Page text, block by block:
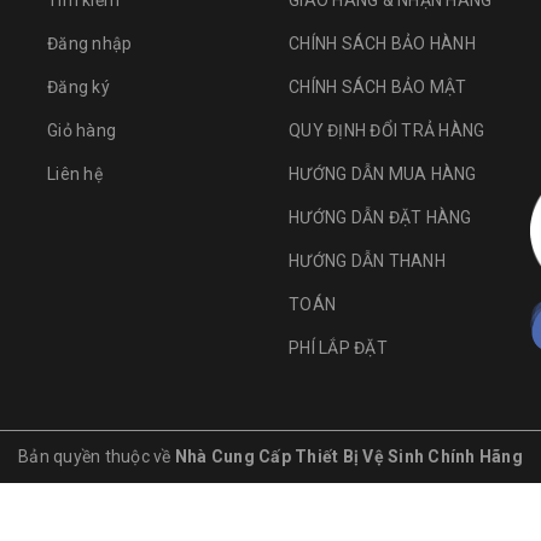
Đăng nhập
Đăng ký
Giỏ hàng
Liên hệ
CHÍNH SÁCH BẢO HÀNH
CHÍNH SÁCH BẢO MẬT
QUY ĐỊNH ĐỔI TRẢ HÀNG
HƯỚNG DẪN MUA HÀNG
HƯỚNG DẪN ĐẶT HÀNG
HƯỚNG DẪN THANH
TOÁN
PHÍ LẮP ĐẶT
Bản quyền thuộc về Nhà Cung Cấp Thiết Bị Vệ Sinh Chính Hãng